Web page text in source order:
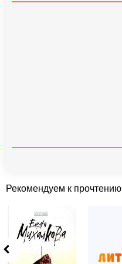
Рекомендуем к прочтению